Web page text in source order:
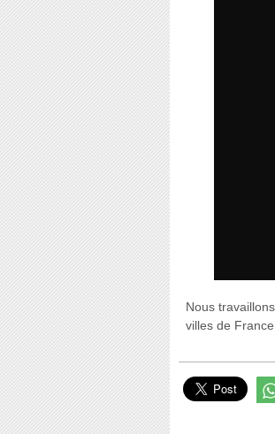
Nous
villes de